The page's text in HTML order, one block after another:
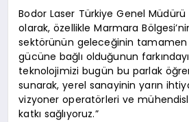
Bodor Laser Türkiye Genel Müdürü
olarak, özellikle Marmara
sektörünün geleceğinin tamamen
gücüne bağlı olduğunun
teknolojimizi bugün bu parlak
sunarak, yerel sanayinin yarın
vizyoner operatörleri ve
katkı sağlıyoruz.”